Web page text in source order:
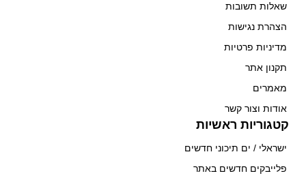
שאלות תשובות
הצהרת נגישות
מדיניות פרטיות
תקנון אתר
מאמרים
אודות וצור קשר
קטגוריות ראשיות
ישראלי / ים תיכוני חדשים
פלייבקים חדשים באתר